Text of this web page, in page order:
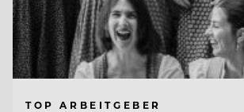
TOP ARBEITGEBER